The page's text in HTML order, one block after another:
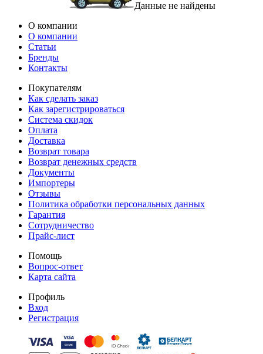
Данные не найдены
О компании
О компании
Статьи
Бренды
Контакты
Покупателям
Как сделать заказ
Как зарегистрироваться
Система скидок
Оплата
Доставка
Возврат товара
Возврат денежных средств
Документы
Импортеры
Отзывы
Политика обработки персональных данных
Гарантия
Сотрудничество
Прайс-лист
Помощь
Вопрос-ответ
Карта сайта
Профиль
Вход
Регистрация